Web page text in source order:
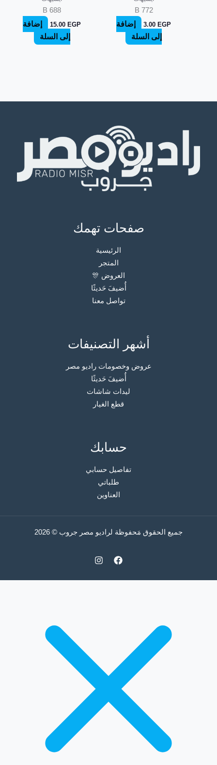
B 772
3.00 EGP
إضافة
إلى السلة
B 688
15.00 EGP
إضافة
إلى السلة
صفحات تهمك
الرئيسية
المتجر
العروض 🎊
أُضيفَ حَديثًا
تواصل معنا
أشهر التصنيفات
عروض وخصومات راديو مصر
أُضيفَ حَديثًا
ليدات شاشات
قطع الغيار
حسابك
تفاصيل حسابي
طلباتي
العناوين
جميع الحقوق مَحفوظة لراديو مصر جروب © 2026